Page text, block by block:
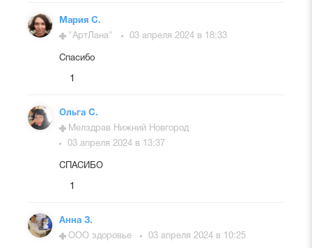
Мария С.
"АртЛана"
03 апреля 2024 в 18:33
Спасибо
1
Ольга С.
Мелздрав Нижний Новгород
03 апреля 2024 в 13:37
СПАСИБО
1
Анна З.
ООО здоровье
03 апреля 2024 в 10:25